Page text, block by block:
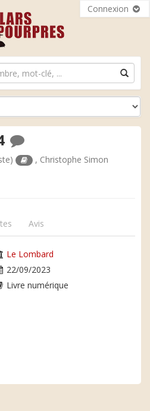
Connexion
, Christophe Simon
Avis
Le Lombard
22/09/2023
Livre numérique